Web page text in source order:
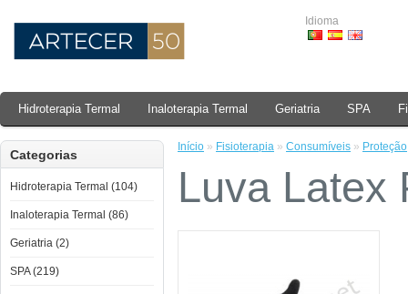
Idioma
Hidroterapia Termal Inaloterapia Termal Geriatria SPA
Categorias
Hidroterapia Termal (104)
Inaloterapia Termal (86)
Geriatria (2)
SPA (219)
Início » Fisioterapia » Consumíveis » Proteção
Luva Latex